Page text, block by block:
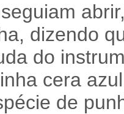
dizendo
do
cera
de